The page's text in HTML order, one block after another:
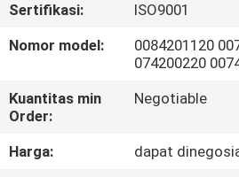
TUR
PABRIK
KONTROL
KUALITAS
Sertifikasi:
ISO9001
Nomor model:
0084201120
074200220
Kuantitas min
Order:
Negotiable
Harga:
dapat